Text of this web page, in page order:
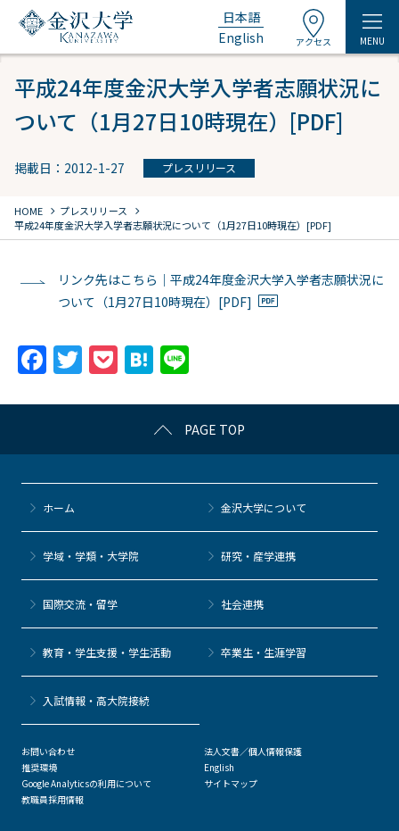
日本語
English
アクセス MENU
平成24年度金沢大学入学者志願状況に
ついて（1月27日10時現在）[PDF]
掲載日：2012-1-27 プレスリリース
HOME chevron_right プレスリリース chevron_right
平成24年度金沢大学入学者志願状況について（1月27日10時現在）[PDF]
リンク先はこちら｜平成24年度金沢大学入学者志願状況に
ついて（1月27日10時現在）[PDF]
F
c
e
b
o
o
k
T
itt
er
P
c
k
et
H
e
n
a
e
PAGE TOP
ホーム 金沢大学について
学域・学類・大学院 研究・産学連携
国際交流・留学 社会連携
教育・学生支援・学生活動 卒業生・生涯学習
⼊試情報・高大院接続
お問い合わせ
推奨環境
Google Analyticsの利用について
教職員採用情報
法人文書／個人情報保護
English
サイトマップ